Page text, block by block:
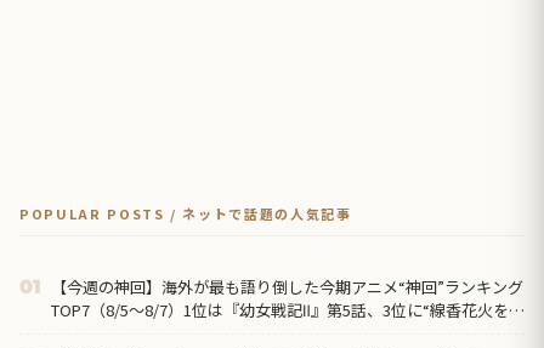
POPULAR POSTS / ネットで話題の人気記事
01
【今週の神回】海外が最も語り倒した今期アニメ“神回”ランキング
TOP7（8/5〜8/7）1位は『幼女戦記Ⅱ』第5話、3位に“線香花火を吸